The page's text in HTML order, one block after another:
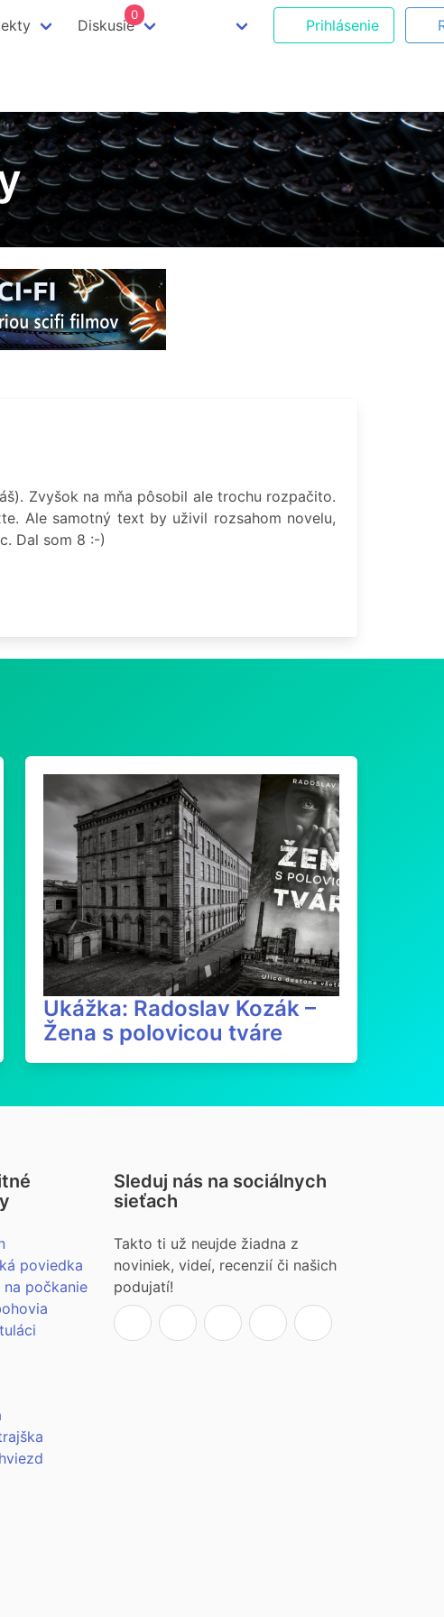
Diskusie
0
Prihlásenie
Zvyšok na mňa pôsobil ale trochu rozpačito.
Ale samotný text by uživil rozsahom novelu,
Dal som 8 :-)
Ukážka: Radoslav Kozák –
Žena s polovicou tváre
poviedka
na počkanie
Sleduj nás na sociálnych
sieťach
Takto ti už neujde žiadna z
noviniek, videí, recenzií či našich
podujatí!